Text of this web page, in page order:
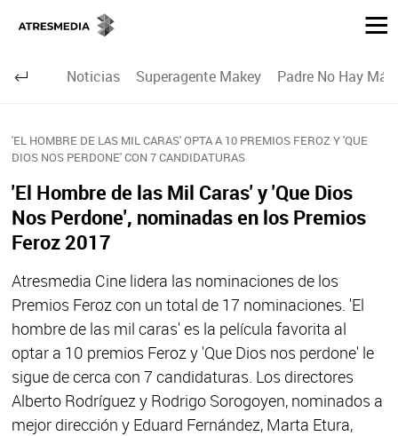
Noticias Superagente Makey Padre No Hay
'EL HOMBRE DE LAS MIL CARAS' OPTA A 10 PREMIOS FEROZ Y 'QUE
DIOS NOS PERDONE' CON 7 CANDIDATURAS
'El Hombre de las Mil Caras' y 'Que Dios
Nos Perdone', nominadas en los Premios
Feroz 2017
Atresmedia Cine lidera las nominaciones de los
Premios Feroz con un total de 17 nominaciones. 'El
hombre de las mil caras' es la película favorita al
optar a 10 premios Feroz y 'Que Dios nos perdone' le
sigue de cerca con 7 candidaturas. Los directores
Alberto Rodríguez y Rodrigo Sorogoyen, nominados a
mejor dirección y Eduard Fernández, Marta Etura,